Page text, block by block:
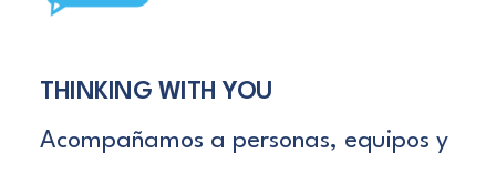
THINKING WITH YOU
Acompañamos a personas, equipos y